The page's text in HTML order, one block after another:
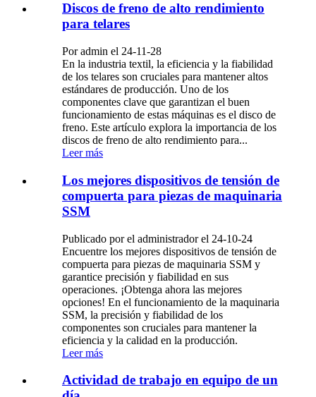
Discos de freno de alto rendimiento
para telares
Por admin el 24-11-28
En la industria textil, la eficiencia y la fiabilidad
de los telares son cruciales para mantener altos
estándares de producción. Uno de los
componentes clave que garantizan el buen
funcionamiento de estas máquinas es el disco de
freno. Este artículo explora la importancia de los
discos de freno de alto rendimiento para...
Leer más
Los mejores dispositivos de tensión de
compuerta para piezas de maquinaria
SSM
Publicado por el administrador el 24-10-24
Encuentre los mejores dispositivos de tensión de
compuerta para piezas de maquinaria SSM y
garantice precisión y fiabilidad en sus
operaciones. ¡Obtenga ahora las mejores
opciones! En el funcionamiento de la maquinaria
SSM, la precisión y fiabilidad de los
componentes son cruciales para mantener la
eficiencia y la calidad en la producción.
Leer más
Actividad de trabajo en equipo de un